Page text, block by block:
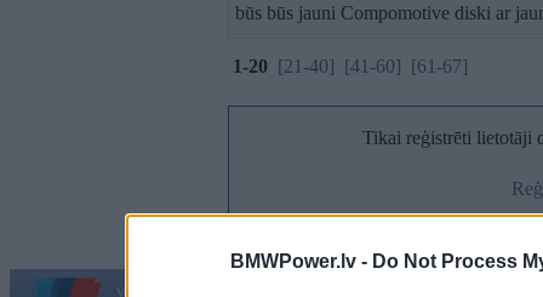
BMWPower.lv - Do Not Process
būs būs jauni Compomotive diski ar
1-20 [21-40] [41-60] [61-67]
Tikai reģistrēti lietotāji
Vortāls BMWPower.lv darbojas